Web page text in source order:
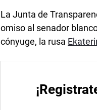
La Junta de
omiso al senador
cónyuge, la rusa